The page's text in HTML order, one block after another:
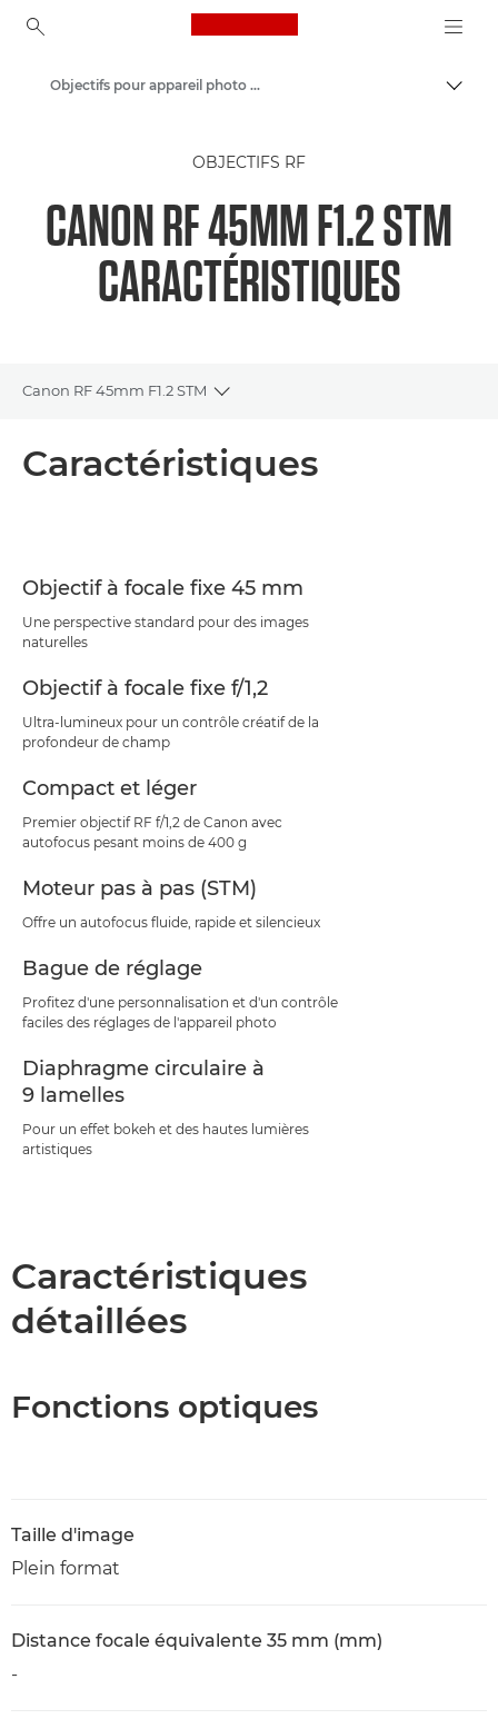
Canon Logo, back to
Objectifs pour appareil photo Canon
OBJECTIFS RF
CANON RF 45MM F1.2 STM
CARACTÉRISTIQUES
Canon RF 45mm F1.2 STM
Toggle breadcrumbs
Caractéristiques
Objectif à focale fixe 45 mm
Une perspective standard pour des images
naturelles
Objectif à focale fixe f/1,2
Ultra-lumineux pour un contrôle créatif de la
profondeur de champ
Compact et léger
Premier objectif RF f/1,2 de Canon avec
autofocus pesant moins de 400 g
Moteur pas à pas (STM)
Offre un autofocus fluide, rapide et silencieux
Bague de réglage
Profitez d'une personnalisation et d'un contrôle
faciles des réglages de l'appareil photo
Diaphragme circulaire à
9 lamelles
Pour un effet bokeh et des hautes lumières
artistiques
Caractéristiques
détaillées
Fonctions optiques
Taille d'image
Plein format
Distance focale équivalente 35 mm (mm)
-